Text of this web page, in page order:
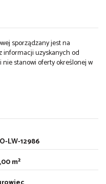
sporządzany jest na
uzyskanych od
stanowi oferty określonej w
LW-12986
m²